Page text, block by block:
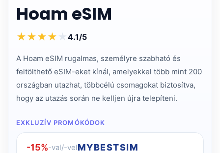
Hoam eSIM
★★★★ ★4.1/5
A Hoam eSIM rugalmas, személyre szabható és
feltölthető eSIM-eket kínál, amelyekkel több mint 200
országban utazhat, többcélú csomagokat biztosítva,
hogy az utazás során ne kelljen újra telepíteni.
EXKLUZÍV PROMÓKÓDOK
-15%-val/-velMYBESTSIM